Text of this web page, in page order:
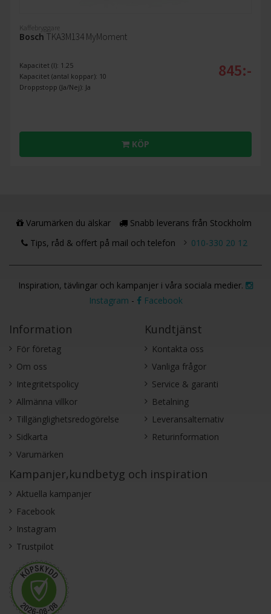
Kaffebryggare
Bosch TKA3M134 MyMoment
Kapacitet (l): 1.25
Kapacitet (antal koppar): 10
Droppstopp (Ja/Nej): Ja
845:-
KÖP
Varumärken du älskar
Snabb leverans från Stockholm
Tips, råd & offert på mail och telefon
010-330 20 12
Inspiration, tävlingar och kampanjer i våra sociala medier.
Instagram - Facebook
Information
För företag
Om oss
Integritetspolicy
Allmänna villkor
Tillgänglighetsredogörelse
Sidkarta
Varumärken
Kundtjänst
Kontakta oss
Vanliga frågor
Service & garanti
Betalning
Leveransalternativ
Returinformation
Kampanjer,kundbetyg och inspiration
Aktuella kampanjer
Facebook
Instagram
Trustpilot